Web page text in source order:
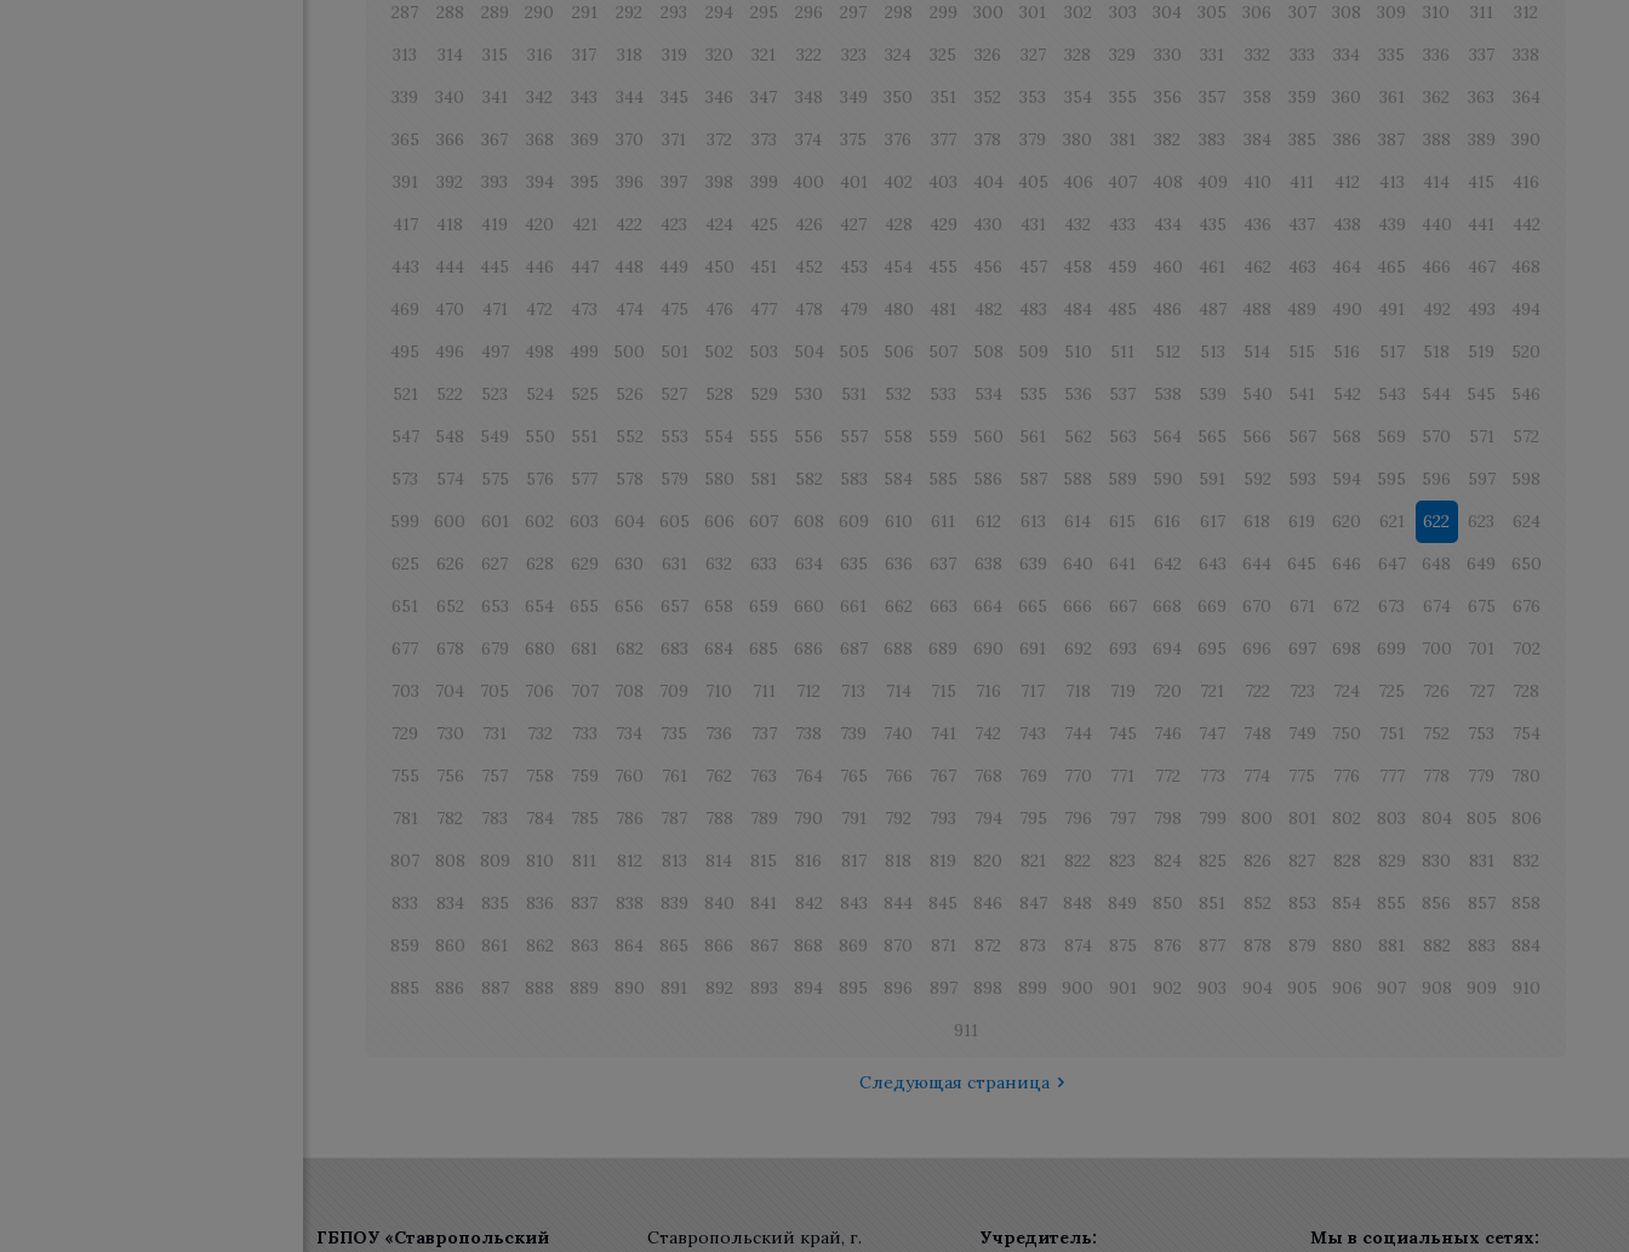
287
288 289 290 291 292 293 294 295 296 297 298 299 300 301 302 303 304 305 306 307 308 309 310 311
312
313
314 315 316 317 318 319 320 321 322 323 324 325 326 327 328 329 330 331 332 333 334 335 336 337
338
339
340 341 342 343 344 345 346 347 348 349 350 351 352 353 354 355 356 357 358 359 360 361 362 363
364
365
366 367 368 369 370 371 372 373 374 375 376 377 378 379 380 381 382 383 384 385 386 387 388 389
390
391
392 393 394 395 396 397 398 399 400 401 402 403 404 405 406 407 408 409 410 411 412 413 414 415
416
417
418 419 420 421 422 423 424 425 426 427 428 429 430 431 432 433 434 435 436 437 438 439 440 441
442
443
444 445 446 447 448 449 450 451 452 453 454 455 456 457 458 459 460 461 462 463 464 465 466 467
468
469
470 471 472 473 474 475 476 477 478 479 480 481 482 483 484 485 486 487 488 489 490 491 492 493
494
495
496 497 498 499 500 501 502 503 504 505 506 507 508 509 510 511 512 513 514 515 516 517 518 519
520
521
522 523 524 525 526 527 528 529 530 531 532 533 534 535 536 537 538 539 540 541 542 543 544 545
546
547
548 549 550 551 552 553 554 555 556 557 558 559 560 561 562 563 564 565 566 567 568 569 570 571
572
573
574 575 576 577 578 579 580 581 582 583 584 585 586 587 588 589 590 591 592 593 594 595 596 597
598
599
600 601 602 603 604 605 606 607 608 609 610 611 612 613 614 615 616 617 618 619 620 621 622 623
624
625
626 627 628 629 630 631 632 633 634 635 636 637 638 639 640 641 642 643 644 645 646 647 648 649
650
651
652 653 654 655 656 657 658 659 660 661 662 663 664 665 666 667 668 669 670 671 672 673 674 675
676
677
678 679 680 681 682 683 684 685 686 687 688 689 690 691 692 693 694 695 696 697 698 699 700 701
702
703
704 705 706 707 708 709 710 711 712 713 714 715 716 717 718 719 720 721 722 723 724 725 726 727
728
729
730 731 732 733 734 735 736 737 738 739 740 741 742 743 744 745 746 747 748 749 750 751 752 753
754
755
756 757 758 759 760 761 762 763 764 765 766 767 768 769 770 771 772 773 774 775 776 777 778 779
780
781
782 783 784 785 786 787 788 789 790 791 792 793 794 795 796 797 798 799 800 801 802 803 804 805
806
807
808 809 810 811 812 813 814 815 816 817 818 819 820 821 822 823 824 825 826 827 828 829 830 831
832
833
834 835 836 837 838 839 840 841 842 843 844 845 846 847 848 849 850 851 852 853 854 855 856 857
858
859
860 861 862 863 864 865 866 867 868 869 870 871 872 873 874 875 876 877 878 879 880 881 882 883
884
885
886 887 888 889 890 891 892 893 894 895 896 897 898 899 900 901 902 903 904 905 906 907 908 909
910
911
Следующая страница
ГБПОУ «Ставропольский Ставропольский край, г. Учредитель: Мы в социальных сетях: